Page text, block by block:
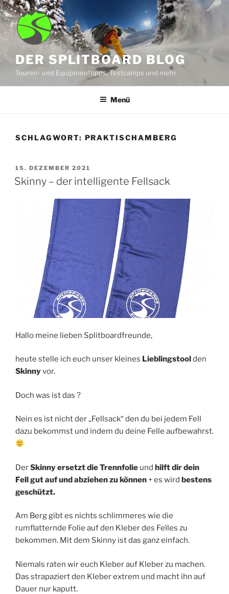
Zum
Inhalt
springen
DER SPLITBOARD BLOG
Touren- und Equipmenttipps, Testcamps und mehr
Menü
SCHLAGWORT: PRAKTISCHAMBERG
VERÖFFENTLICHT
AM
15. DEZEMBER 2021
Skinny – der intelligente Fellsack
Hallo meine lieben Splitboardfreunde,
heute stelle ich euch unser kleines Lieblingstoolden
Skinnyvor.
Doch was ist das ?
Nein es ist nicht der „Fellsack“ den du bei jedem Fell
dazu bekommst und indem du deine Felle aufbewahrst.
DerSkinny ersetzt die Trennfolie und hilft dir dein
Fell gut auf und abziehen zu können + es wird bestens
geschützt.
Am Berg gibt es nichts schlimmeres wie die
rumflatternde Folie auf den Kleber des Felles zu
bekommen. Mit dem Skinny ist das ganz einfach.
Niemals raten wir euch Kleber auf Kleber zu machen.
Das strapaziert den Kleber extrem und macht ihn auf
Dauer nur kaputt.